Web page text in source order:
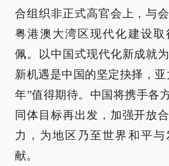
合组织非正式高官会上，与
粤港澳大湾区现代化建设取
佩。以中国式现代化新成就
新机遇是中国的坚定抉择，亚
年”值得期待。中国将携手各
同体目标再出发，加强开放
力，为地区乃至世界和平
献。